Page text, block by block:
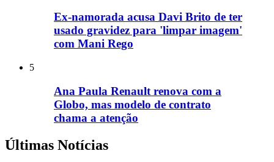
Ex-namorada acusa Davi Brito de ter
usado gravidez para 'limpar imagem'
com Mani Rego
5
Ana Paula Renault renova com a
Globo, mas modelo de contrato
chama a atenção
Últimas Notícias